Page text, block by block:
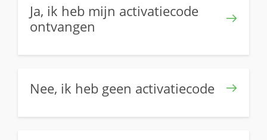
Ja, ik heb mijn activatiecode
ontvangen
Nee, ik heb geen activatiecode